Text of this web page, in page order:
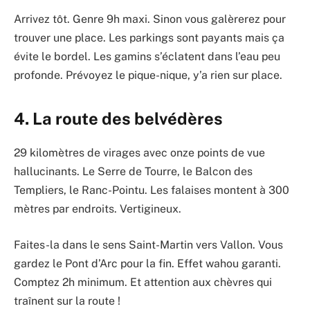
Arrivez tôt. Genre 9h maxi. Sinon vous galèrerez pour
trouver une place. Les parkings sont payants mais ça
évite le bordel. Les gamins s’éclatent dans l’eau peu
profonde. Prévoyez le pique-nique, y’a rien sur place.
4. La route des belvédères
29 kilomètres de virages avec onze points de vue
hallucinants. Le Serre de Tourre, le Balcon des
Templiers, le Ranc-Pointu. Les falaises montent à 300
mètres par endroits. Vertigineux.
Faites-la dans le sens Saint-Martin vers Vallon. Vous
gardez le Pont d’Arc pour la fin. Effet wahou garanti.
Comptez 2h minimum. Et attention aux chèvres qui
traînent sur la route !